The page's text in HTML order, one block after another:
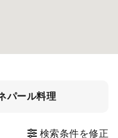
パール料理
検索条件を修正